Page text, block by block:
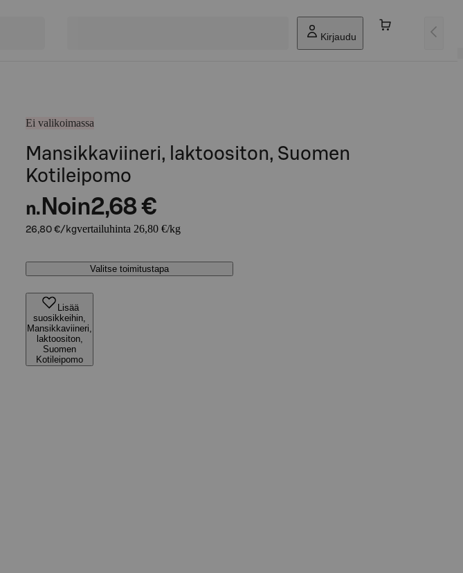
Kirjaudu
Ei valikoimassa
Mansikkaviineri, laktoositon, Suomen
Kotileipomo
n. Noin2,68 €
26,80 €/kgvertailuhinta 26,80 €/kg
Valitse toimitustapa
Lisää
suosikkeihin,
Mansikkaviineri,
laktoositon,
Suomen
Kotileipomo